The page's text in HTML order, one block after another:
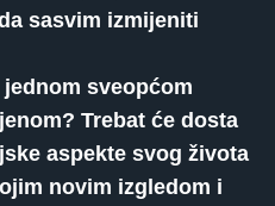
sasvim izmijeniti
sveopćom
Trebat će dosta
aspekte svog života
novim izgledom i